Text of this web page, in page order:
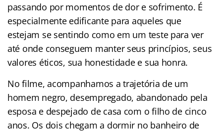
passando por momentos de dor e sofrimento. É
especialmente edificante para aqueles que
estejam se sentindo como em um teste para ver
até onde conseguem manter seus princípios, seus
valores éticos, sua honestidade e sua honra.
No filme, acompanhamos a trajetória de um
homem negro, desempregado, abandonado pela
esposa e despejado de casa com o filho de cinco
anos. Os dois chegam a dormir no banheiro de